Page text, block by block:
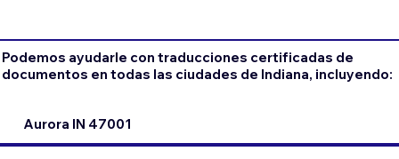
Podemos ayudarle con traducciones certificadas de
documentos en todas las ciudades de Indiana, incluyendo:
Aurora IN 47001